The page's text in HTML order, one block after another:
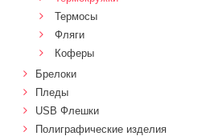
Термосы
Фляги
Коферы
Брелоки
Пледы
USB Флешки
Полиграфические изделия